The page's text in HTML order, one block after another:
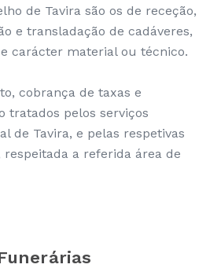
de Tavira são os de receção,
e transladação de cadáveres,
carácter material ou técnico.
cobrança de taxas e
tratados pelos serviços
de Tavira, e pelas respetivas
a referida área de